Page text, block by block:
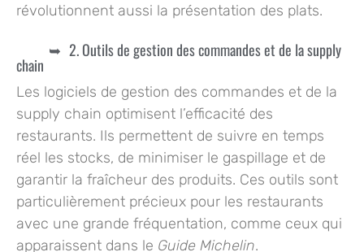
révolutionnent aussi la présentation des plats.
2. Outils de gestion des commandes et de la supply
chain
Les logiciels de gestion des commandes et de la
supply chain optimisent l’efficacité des
restaurants. Ils permettent de suivre en temps
réel les stocks, de minimiser le gaspillage et de
garantir la fraîcheur des produits. Ces outils sont
particulièrement précieux pour les restaurants
avec une grande fréquentation, comme ceux qui
apparaissent dans le Guide Michelin.